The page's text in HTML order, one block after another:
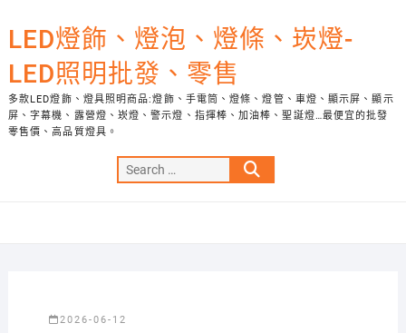
to
content
LED燈飾、燈泡、燈條、崁燈-
LED照明批發、零售
多款LED燈飾、燈具照明商品:燈飾、手電筒、燈條、燈管、車燈、顯示屏、顯示
屏、字幕機、露營燈、崁燈、警示燈、指揮棒、加油棒、聖誕燈…最便宜的批發
零售價、高品質燈具。
Search
…
2026-06-12